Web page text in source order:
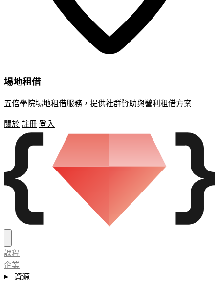
場地租借
五倍學院場地租借服務，提供社群贊助與營利租借方案
關於 註冊 登入
課程
企業
資源